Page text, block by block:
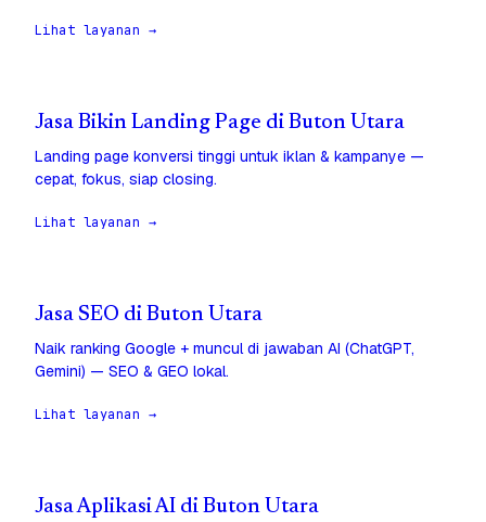
Lihat layanan →
Jasa Bikin Landing Page di Buton Utara
Landing page konversi tinggi untuk iklan & kampanye —
cepat, fokus, siap closing.
Lihat layanan →
Jasa SEO di Buton Utara
Naik ranking Google + muncul di jawaban AI (ChatGPT,
Gemini) — SEO & GEO lokal.
Lihat layanan →
Jasa Aplikasi AI di Buton Utara